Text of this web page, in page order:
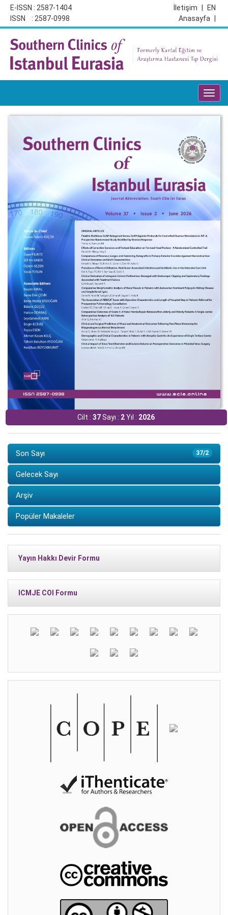
E-ISSN : 2587-1404
ISSN : 2587-0998
EN
İletişim
Anasayfa
Cilt :37Sayı : 2Yıl : 2026
37/2
Son Sayı
Gelecek Sayı
Arşiv
Popüler Makaleler
Yayın Hakkı Devir Formu
ICMJE COI Formu